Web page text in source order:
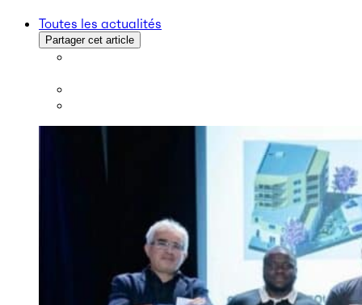
Toutes les actualités
Partager cet article